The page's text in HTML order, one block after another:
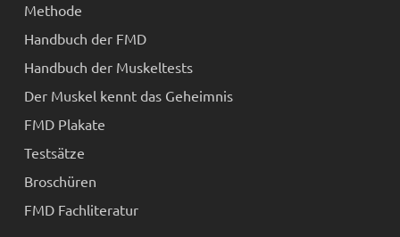
Methode
Handbuch der FMD
Handbuch der Muskeltests
Der Muskel kennt das Geheimnis
FMD Plakate
Testsätze
Broschüren
FMD Fachliteratur